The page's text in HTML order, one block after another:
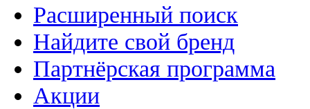
Расширенный поиск
Найдите свой бренд
Партнёрская программа
Акции